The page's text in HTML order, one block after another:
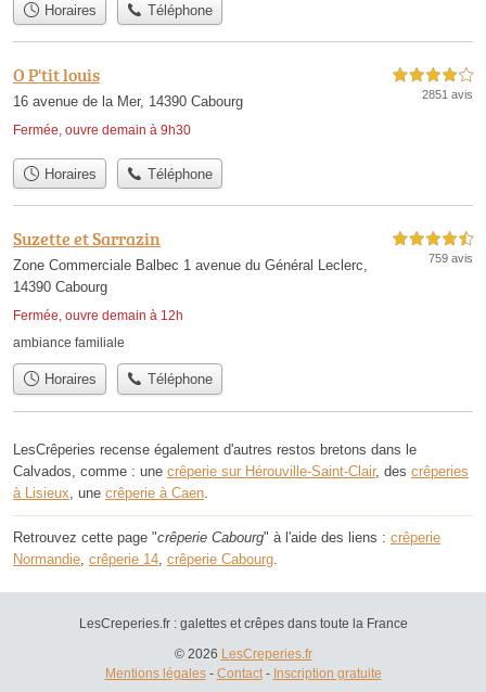
Horaires Téléphone
O P'tit louis
16 avenue de la Mer, 14390 Cabourg
Fermée, ouvre demain à 9h30
4,0 étoiles sur 5
2851 avis
Horaires Téléphone
Suzette et Sarrazin
Zone Commerciale Balbec 1 avenue du Général Leclerc,
14390 Cabourg
Fermée, ouvre demain à 12h
4,5 étoiles sur 5
759 avis
ambiance familiale
Horaires Téléphone
LesCrêperies recense également d'autres restos bretons dans le
Calvados, comme : une crêperie sur Hérouville-Saint-Clair, des crêperies
à Lisieux , une crêperie à Caen
Retrouvez cette page "crêperie Cabourg" à l'aide des liens : crêperie
Normandie crêperie 14 crêperie Cabourg
LesCreperies.fr : galettes et crêpes dans toute la France
© 2026 LesCreperies.fr
Mentions légales- Contact- Inscription gratuite